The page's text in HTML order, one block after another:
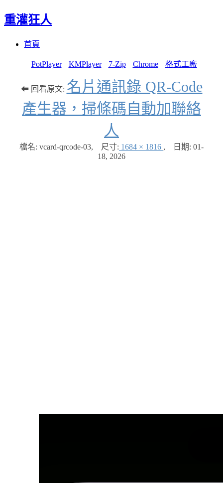
重灌狂人
首頁
PotPlayer KMPlayer 7-Zip Chrome 格式工廠
⬅ 回看原文: 名片通訊錄 QR-Code
產生器，掃條碼自動加聯絡
人
檔名: vcard-qrcode-03, 尺寸: 1684 × 1816 , 日期: 01-
18, 2026